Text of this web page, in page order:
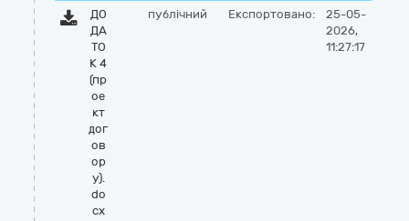
ДО
ДА
ТО
К 4
(пр
ое
кт
дог
ов
ор
у).
do
cx
публічний Експортовано:
25-05-
2026,
11:27:17